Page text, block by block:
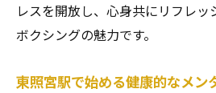
レスを開放し、心身共にリフレッ
ボクシングの魅力です。
東照宮駅で始める健康的なメン